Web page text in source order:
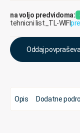
na voljo predvidoma:
tehnicni list_TL-WIFI
Oddaj
Opis Dodatne